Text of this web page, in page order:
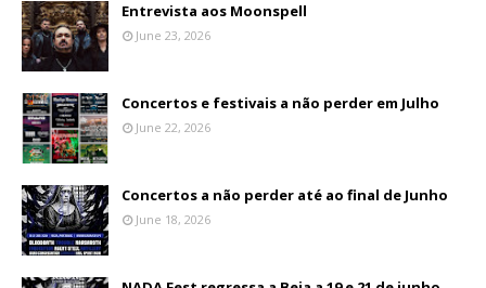
Entrevista aos Moonspell
June 23, 2026
Concertos e festivais a não perder em Julho
June 22, 2026
Concertos a não perder até ao final de Junho
June 18, 2026